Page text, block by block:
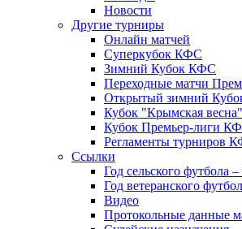
Новости
Другие турниры
Онлайн матчей
Суперкубок КФС
Зимний Кубок КФС
Переходные матчи
Открытый зимний
Кубок "Крымская весна"
Кубок Премьер-лиги
Регламенты турниров
Ссылки
Год сельского футбола –
Год ветеранского
Видео
Протокольные данные